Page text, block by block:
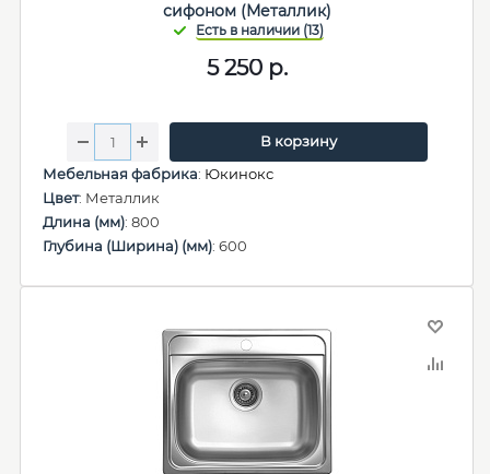
сифоном (Металлик)
5 250 р.
В корзину
Мебельная фабрика: Юкинокс
Цвет: Металлик
Длина (мм): 800
Глубина (Ширина) (мм): 600